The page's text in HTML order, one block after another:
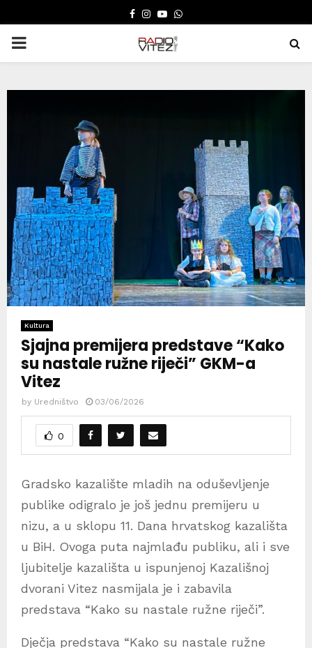
FACEBOOK
INSTAGRAM
YOUTUBE
WHATSAPP
PRIMARY
Kultura
Sjajna premijera predstave “Kako
su nastale ružne riječi” GKM-a
Vitez
by Uredništvo 03/06/2026
0
Gradsko kazalište mladih na oduševljenje
publike odigralo je još jednu premijeru u
nizu, a u sklopu 11. Dana hrvatskog kazališta
u BiH. Ovoga puta najmlađu publiku, ali i sve
ljubitelje kazališta u ispunjenoj Kazališnoj
dvorani Vitez nasmijala je i zabavila
predstava “Kako su nastale ružne riječi”.
Dječja predstava “Kako su nastale ružne